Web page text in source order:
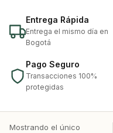
Entrega Rápida
Entrega el mismo día en
Bogotá
Pago Seguro
Transacciones 100%
protegidas
Mostrando el único